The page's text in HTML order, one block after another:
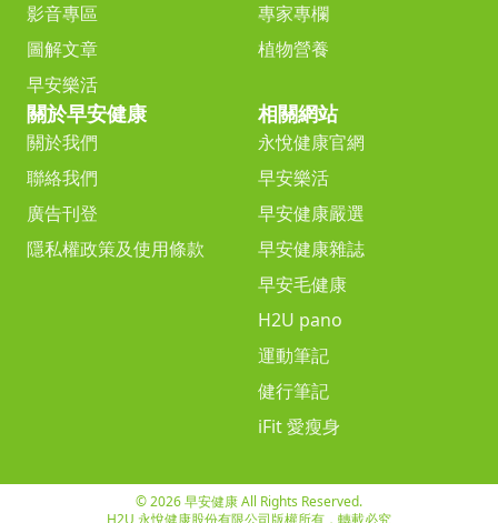
影音專區
專家專欄
圖解文章
植物營養
早安樂活
關於早安健康
關於我們
聯絡我們
廣告刊登
隱私權政策及使用條款
相關網站
永悅健康官網
早安樂活
早安健康嚴選
早安健康雜誌
早安毛健康
H2U pano
運動筆記
健行筆記
iFit 愛瘦身
© 2026 早安健康 All Rights Reserved.
H2U 永悅健康股份有限公司版權所有，轉載必究